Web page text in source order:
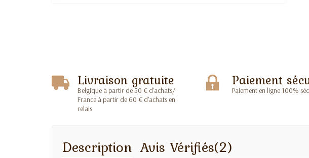
Livraison gratuite
Belgique à partir de 50 € d'achats/
France à partir de 60 € d'achats en
relais
Paiement
Paiement en ligne 100%
Description Avis Vérifiés(2)